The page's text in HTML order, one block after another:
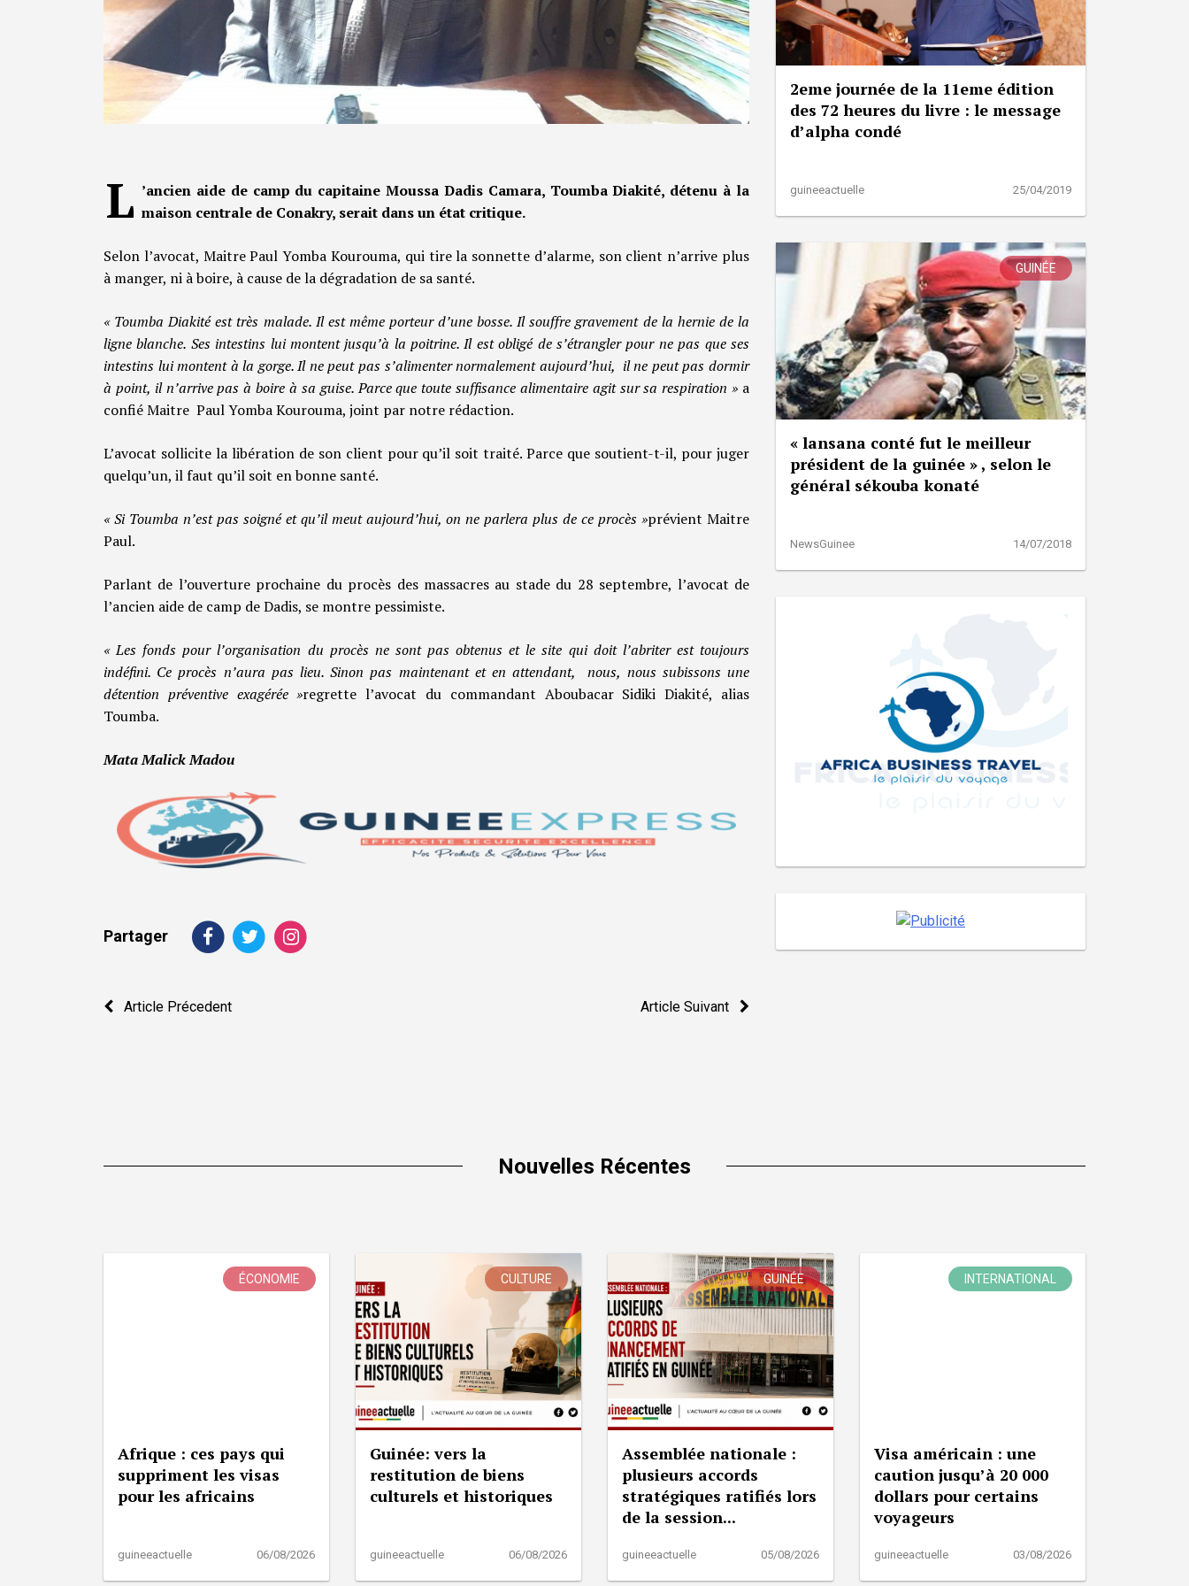
L ’ancien aide de camp du capitaine Moussa Dadis Camara, Toumba Diakité, détenu à la
maison centrale de Conakry, serait dans un état critique.
Selon l’avocat, Maitre Paul Yomba Kourouma, qui tire la sonnette d’alarme, son client n’arrive plus
à manger, ni à boire, à cause de la dégradation de sa santé.
« Toumba Diakité est très malade. Il est même porteur d’une bosse. Il souffre gravement de la hernie de la
ligne blanche. Ses intestins lui montent jusqu’à la poitrine. Il est obligé de s’étrangler pour ne pas que ses
intestins lui montent à la gorge. Il ne peut pas s’alimenter normalement aujourd’hui, il ne peut pas dormir
à point, il n’arrive pas à boire à sa guise. Parce que toute suffisance alimentaire agit sur sa respiration » a
confié Maitre Paul Yomba Kourouma, joint par notre rédaction.
L’avocat sollicite la libération de son client pour qu’il soit traité. Parce que soutient-t-il, pour juger
quelqu’un, il faut qu’il soit en bonne santé.
« Si Toumba n’est pas soigné et qu’il meut aujourd’hui, on ne parlera plus de ce procès »prévient Maitre
Paul.
Parlant de l’ouverture prochaine du procès des massacres au stade du 28 septembre, l’avocat de
l’ancien aide de camp de Dadis, se montre pessimiste.
« Les fonds pour l’organisation du procès ne sont pas obtenus et le site qui doit l’abriter est toujours
indéfini. Ce procès n’aura pas lieu. Sinon pas maintenant et en attendant, nous, nous subissons une
détention préventive exagérée »regrette l’avocat du commandant Aboubacar Sidiki Diakité, alias
Toumba.
Mata Malick Madou
Partager
Navigation
Article Précedent Article Suivant
2eme journée de la 11eme édition
des 72 heures du livre : le message
d’alpha condé
guineeactuelle 25/04/2019
GUINÉE
« lansana conté fut le meilleur
président de la guinée » , selon le
général sékouba konaté
NewsGuinee 14/07/2018
Nouvelles Récentes
ÉCONOMIE
Afrique : ces pays qui
suppriment les visas
pour les africains
guineeactuelle 06/08/2026
CULTURE
Guinée: vers la
restitution de biens
culturels et historiques
guineeactuelle 06/08/2026
GUINÉE
Assemblée nationale :
plusieurs accords
stratégiques ratifiés lors
de la session...
guineeactuelle 05/08/2026
INTERNATIONAL
Visa américain : une
caution jusqu’à 20 000
dollars pour certains
voyageurs
guineeactuelle 03/08/2026